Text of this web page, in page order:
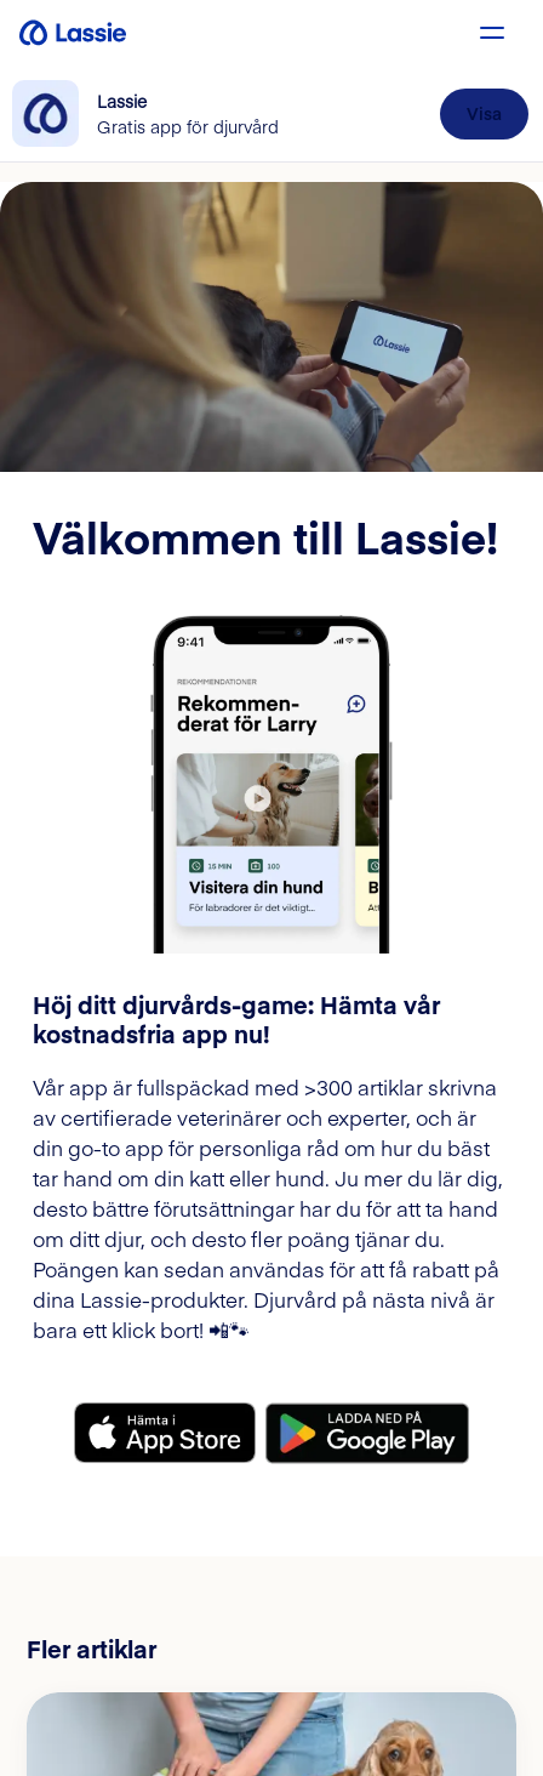
Lassie
Gratis app för djurvård
Visa
Välkommen till Lassie!
Höj ditt djurvårds-game: Hämta vår
kostnadsfria app nu!
Vår app är fullspäckad med >300 artiklar skrivna
av certifierade veterinärer och experter, och är
din go-to app för personliga råd om hur du bäst
tar hand om din katt eller hund. Ju mer du lär dig,
desto bättre förutsättningar har du för att ta hand
om ditt djur, och desto fler poäng tjänar du.
Poängen kan sedan användas för att få rabatt på
dina Lassie-produkter. Djurvård på nästa nivå är
bara ett klick bort! 📲🐾
Fler artiklar